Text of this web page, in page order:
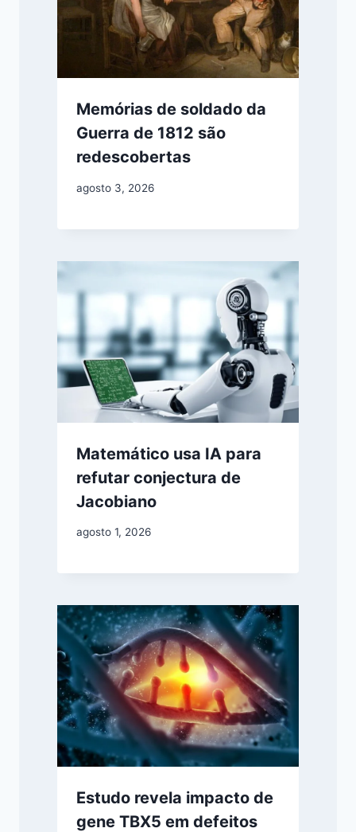
Memórias de soldado da
Guerra de 1812 são
redescobertas
agosto 3, 2026
Matemático usa IA para
refutar conjectura de
Jacobiano
agosto 1, 2026
Estudo revela impacto de
gene TBX5 em defeitos